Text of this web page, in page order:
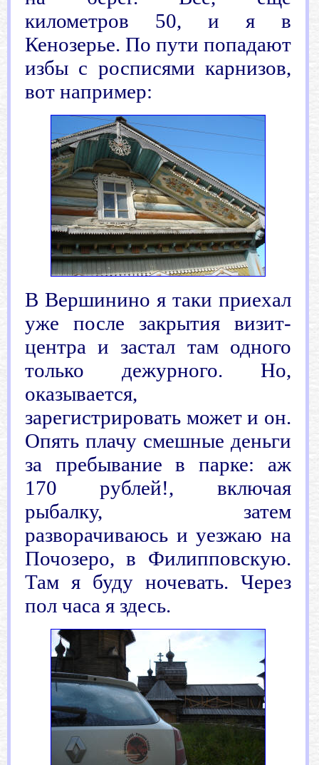
километров 50, и я в
Кенозерье. По пути попадают
избы с росписями карнизов,
вот например:
В Вершинино я таки приехал
уже после закрытия визит-
центра и застал там одного
только дежурного. Но,
оказывается,
зарегистрировать может и он.
Опять плачу смешные деньги
за пребывание в парке: аж
170 рублей!, включая
рыбалку, затем
разворачиваюсь и уезжаю на
Почозеро, в Филипповскую.
Там я буду ночевать. Через
пол часа я здесь.